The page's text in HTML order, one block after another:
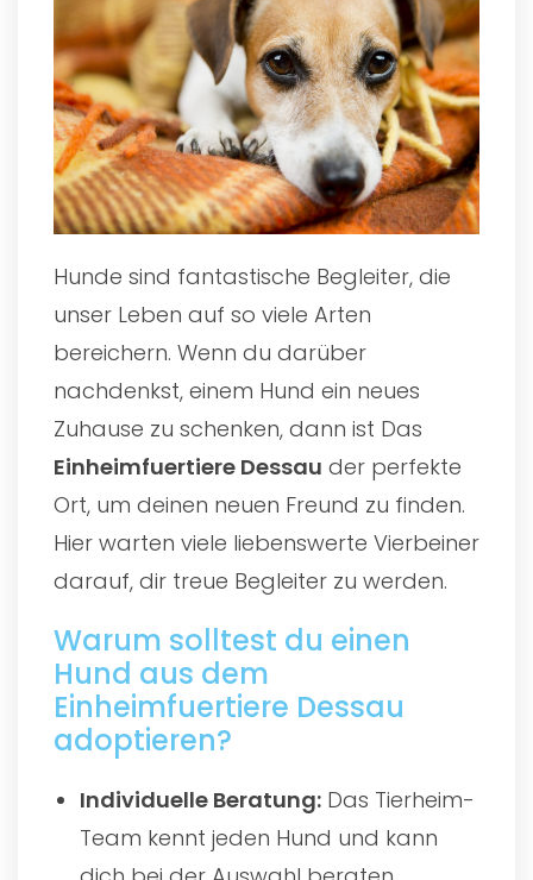
Hunde sind fantastische Begleiter, die
unser Leben auf so viele Arten
bereichern. Wenn du darüber
nachdenkst, einem Hund ein neues
Zuhause zu schenken, dann ist Das
Einheimfuertiere Dessau der perfekte
Ort, um deinen neuen Freund zu finden.
Hier warten viele liebenswerte Vierbeiner
darauf, dir treue Begleiter zu werden.
Warum solltest du einen
Hund aus dem
Einheimfuertiere Dessau
adoptieren?
Individuelle Beratung: Das Tierheim-
Team kennt jeden Hund und kann